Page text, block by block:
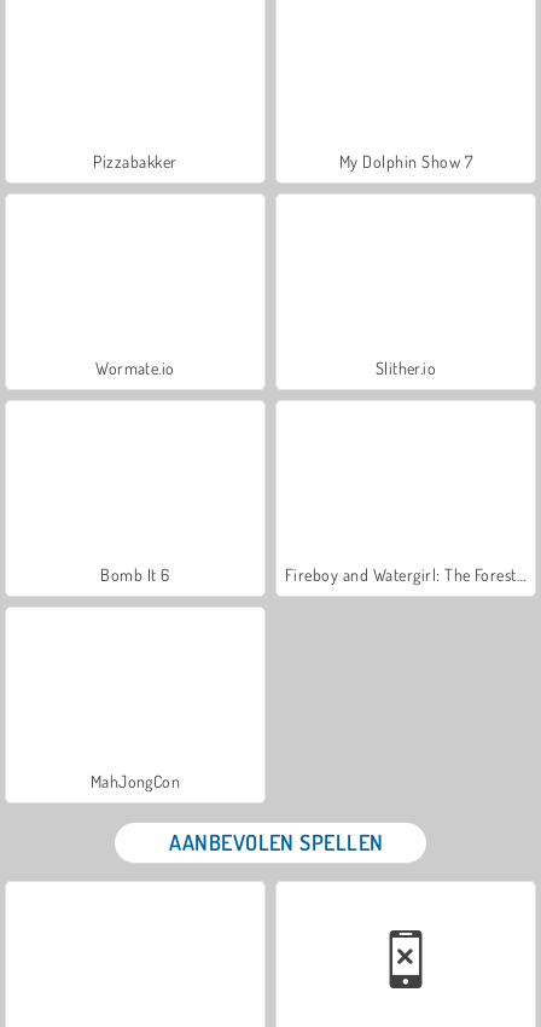
Pizzabakker My Dolphin Show 7
Wormate.io Slither.io
Bomb It 6
MahJongCon
AANBEVOLEN SPELLEN